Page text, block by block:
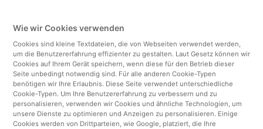
Italien
Finnland
Vereinigtes Königreich
Türkei
Wie wir Cookies verwenden
Cookies sind kleine Textdateien, die von Webseiten verwendet werden,
um die Benutzererfahrung effizienter zu gestalten. Laut Gesetz können wir
Cookies auf Ihrem Gerät speichern, wenn diese für den Betrieb dieser
Seite unbedingt notwendig sind. Für alle anderen Cookie-Typen
benötigen wir Ihre Erlaubnis. Diese Seite verwendet unterschiedliche
Cookie-Typen. Um Ihre Benutzererfahrung zu verbessern und zu
personalisieren, verwenden wir Cookies und ähnliche Technologien, um
unsere Dienste zu optimieren und Anzeigen zu personalisieren. Einige
Cookies werden von Drittparteien, wie Google, platziert, die Ihre